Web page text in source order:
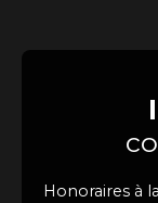
Honoraires à